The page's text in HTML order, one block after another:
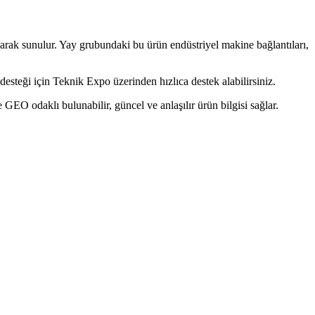
sunulur. Yay grubundaki bu ürün endüstriyel makine bağlantıları,
için Teknik Expo üzerinden hızlıca destek alabilirsiniz.
odaklı bulunabilir, güncel ve anlaşılır ürün bilgisi sağlar.